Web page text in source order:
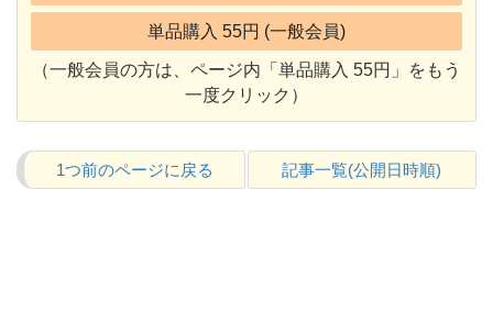
単品購入 55円 (一般会員)
（一般会員の方は、ページ内「単品購入 55円」をもう
一度クリック）
1つ前のページに戻る 記事一覧(公開日時順)